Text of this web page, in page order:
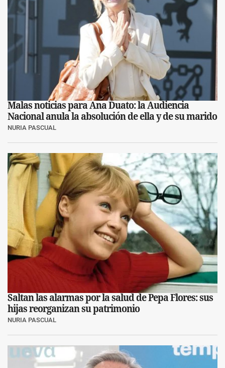
Malas noticias para Ana Duato: la Audiencia
Nacional anula la absolución de ella y de su marido
NURIA PASCUAL
Saltan las alarmas por la salud de Pepa Flores: sus
hijas reorganizan su patrimonio
NURIA PASCUAL